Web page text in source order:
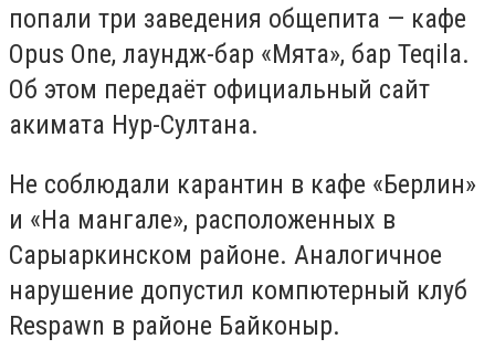
попали три заведения общепита — кафе
Opus One, лаундж-бар «Мята», бар Teqila.
Об этом передаёт официальный сайт
акимата Нур-Султана.
Не соблюдали карантин в кафе «Берлин»
и «На мангале», расположенных в
Сарыаркинском районе. Аналогичное
нарушение допустил компютерный клуб
Respawn в районе Байконыр.